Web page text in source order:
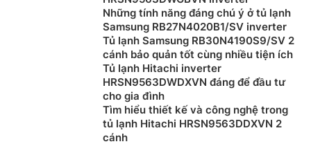
Tủ lạnh LG inverter519 lít GR-B256BL này ngoài
những công nghệ hiện đại kể trên còn được tích hợp
nhiều tiện ích mang đến sự tiện lợi và thoải mái cho
người dùng như: Bảng điều khiển cảm ứng bên ngoài,
Đèn Led chiếu sáng bên trong, Kệ bằng kính cường
Những tính năng đáng chú ý ở tủ lạnh
Samsung RB27N4020B1/SV inverter
Tủ lạnh Samsung RB30N4190S9/SV 2
cánh bảo quản tốt cùng nhiều tiện ích
Tủ lạnh Hitachi inverter
HRSN9563DWDXVN đáng để đầu tư
cho gia đình
Tìm hiểu thiết kế và công nghệ trong
tủ lạnh Hitachi HRSN9563DDXVN 2
cánh